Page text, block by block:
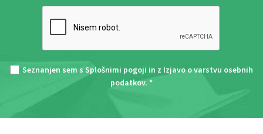
Seznanjen sem s Splošnimi pogoji in z Izjavo o varstvu osebnih
podatkov. *